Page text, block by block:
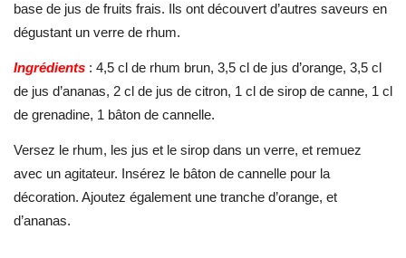
base de jus de fruits frais. Ils ont découvert d’autres saveurs en
dégustant un verre de rhum.
Ingrédients : 4,5 cl de rhum brun, 3,5 cl de jus d’orange, 3,5 cl
de jus d’ananas, 2 cl de jus de citron, 1 cl de sirop de canne, 1 cl
de grenadine, 1 bâton de cannelle.
Versez le rhum, les jus et le sirop dans un verre, et remuez
avec un agitateur. Insérez le bâton de cannelle pour la
décoration. Ajoutez également une tranche d’orange, et
d’ananas.